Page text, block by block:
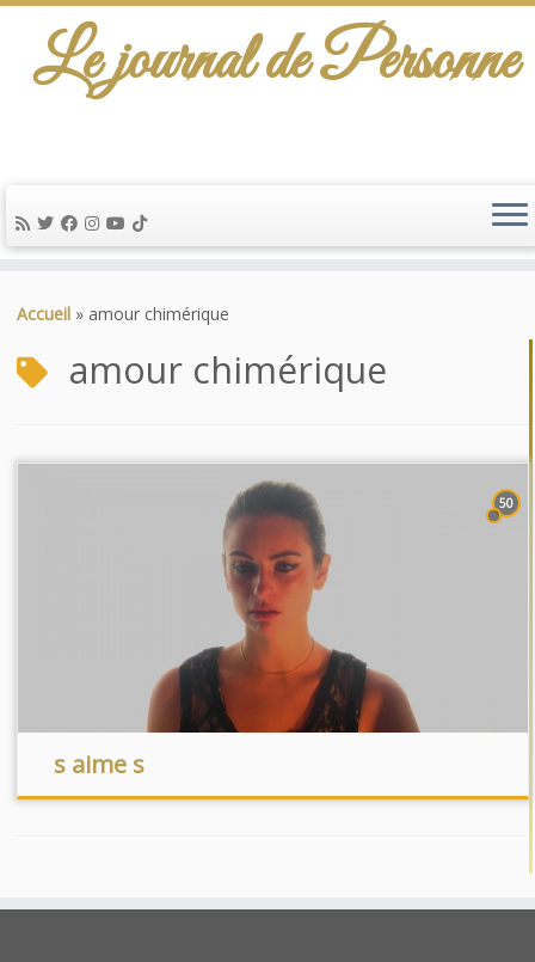
au
Le journal de Personne
Accueil » amour chimérique
amour chimérique
50
s aime s